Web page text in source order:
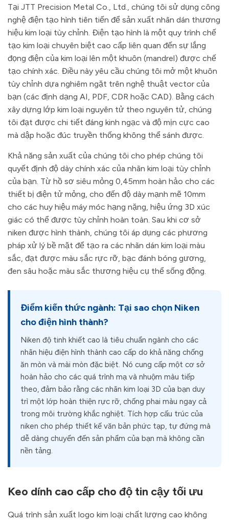
Tại JTT Precision Metal Co., Ltd., chúng tôi sử dụng công
nghệ điện tạo hình tiên tiến để sản xuất nhãn dán thương
hiệu kim loại tùy chỉnh. Điện tạo hình là một quy trình chế
tạo kim loại chuyên biệt cao cấp liên quan đến sự lắng
đọng điện của kim loại lên một khuôn (mandrel) được chế
tạo chính xác. Điều này yêu cầu chúng tôi mở một khuôn
tùy chỉnh dựa nghiêm ngặt trên nghệ thuật vector của
bạn (các định dạng AI, PDF, CDR hoặc CAD). Bằng cách
xây dựng lớp kim loại nguyên tử theo nguyên tử, chúng
tôi đạt được chi tiết đáng kinh ngạc và độ mịn cực cao
mà dập hoặc đúc truyền thống không thể sánh được.
Khả năng sản xuất của chúng tôi cho phép chúng tôi
quyết định độ dày chính xác của nhãn kim loại tùy chỉnh
của bạn. Từ hồ sơ siêu mỏng 0,45mm hoàn hảo cho các
thiết bị điện tử mỏng, cho đến độ dày mạnh mẽ 10mm
cho các huy hiệu máy móc hạng nặng, hiệu ứng 3D xúc
giác có thể được tùy chỉnh hoàn toàn. Sau khi cơ sở
niken được hình thành, chúng tôi áp dụng các phương
pháp xử lý bề mặt để tạo ra các nhãn dán kim loại màu
sắc, đạt được màu sắc rực rỡ, bạc đánh bóng gương,
đen sâu hoặc màu sắc thương hiệu cụ thể sống động.
Điểm kiến thức ngành: Tại sao chọn Niken
cho điện hình thành?
Niken độ tinh khiết cao là tiêu chuẩn ngành cho các
nhãn hiệu điện hình thành cao cấp do khả năng chống
ăn mòn và mài mòn đặc biệt. Nó cung cấp một cơ sở
hoàn hảo cho các quá trình mạ và nhuộm màu tiếp
theo, đảm bảo rằng các nhãn kim loại 3D của bạn duy
trì một lớp hoàn thiện rực rỡ, chống phai màu ngay cả
trong môi trường khắc nghiệt. Tích hợp cấu trúc của
niken cho phép thiết kế văn bản phức tạp, tự đứng mà
dễ dàng chuyển đến sản phẩm của bạn mà không cần
nền tảng.
Keo dính cao cấp cho độ tin cậy tối ưu
Quá trình sản xuất logo kim loại chất lượng cao không